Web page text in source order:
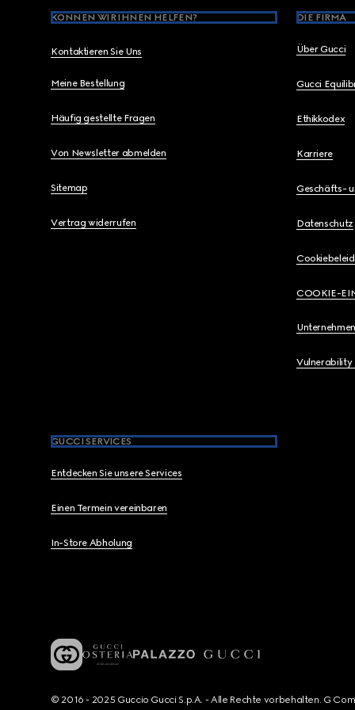
KÖNNEN WIR IHNEN HELFEN?
Kontaktieren Sie Uns
Meine Bestellung
Häufig gestellte Fragen
Von Newsletter abmelden
Sitemap
Vertrag widerrufen
DIE FIRMA
Über Gucci
Gucci
Ethikkodex
Karriere
Geschäfts-
Datenschutz
Cookiebeleid
COOKIE-
Vulnerability
GUCCI SERVICES
Entdecken Sie unsere Services
Einen Termein vereinbaren
In-Store Abholung
© 2016 - 2025 Guccio Gucci S.p.A. - Alle Rechte vorbehalten. G